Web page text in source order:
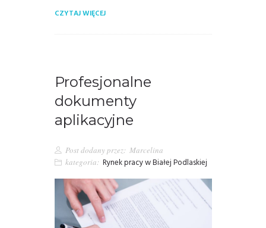
CZYTAJ WIĘCEJ
Profesjonalne
dokumenty
aplikacyjne
Post dodany przez: Marcelina
kategoria: Rynek pracy w Białej Podlaskiej